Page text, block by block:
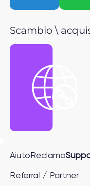
Scambio \
Aiuto Reclamo
Referral / Partner